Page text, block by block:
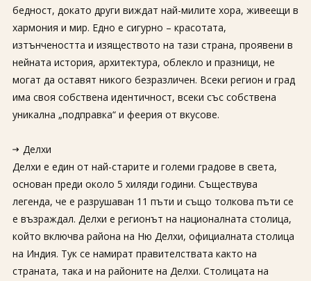
бедност, докато други виждат най-милите хора, живеещи в
хармония и мир. Едно е сигурно – красотата,
изтънчеността и изяществото на тази страна, проявени в
нейната история, архитектура, облекло и празници, не
могат да оставят никого безразличен. Всеки регион и град
има своя собствена идентичност, всеки със собствена
уникална „подправка“ и феерия от вкусове.
Делхи
Делхи е един от най-старите и големи градове в света,
основан преди около 5 хиляди години. Съществува
легенда, че е разрушаван 11 пъти и също толкова пъти се
е възраждал. Делхи е регионът на националната столица,
който включва района на Ню Делхи, официалната столица
на Индия. Тук се намират правителствата както на
страната, така и на районите на Делхи. Столицата на